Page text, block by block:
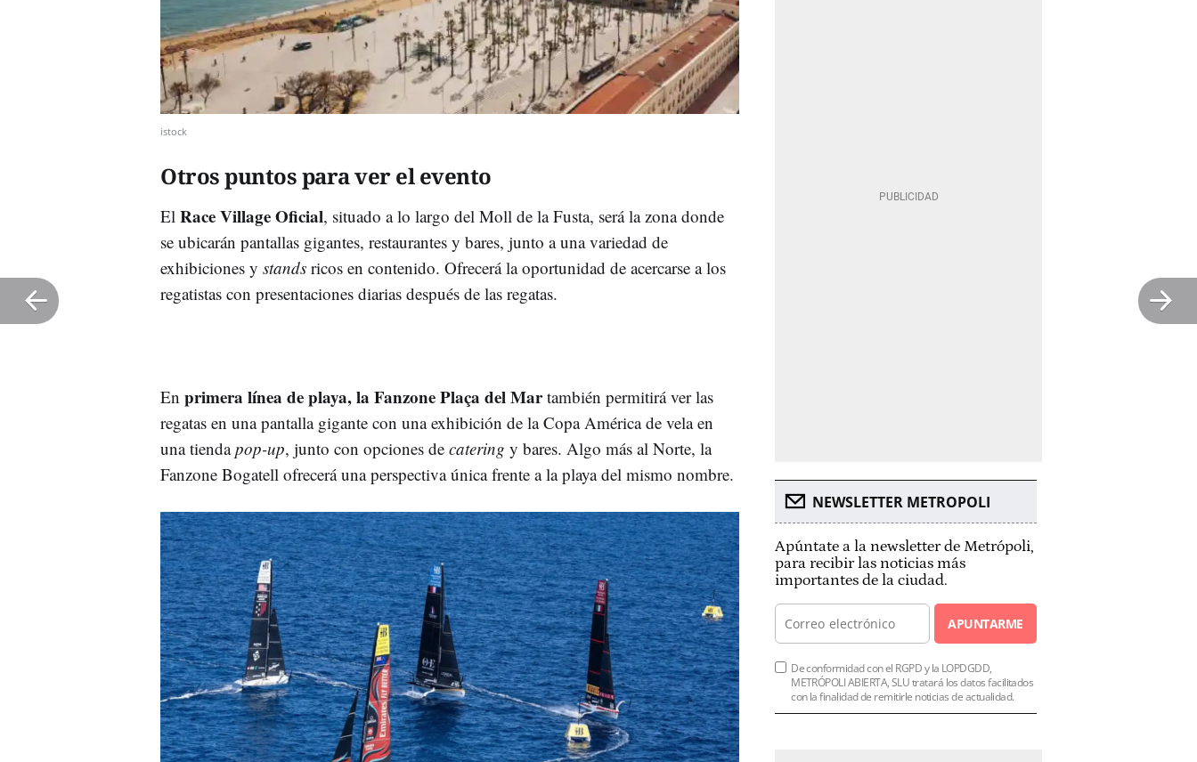
istock
Otros puntos para ver el evento
El Race Village Oficial, situado a lo largo del Moll de la Fusta, será la zona donde
se ubicarán pantallas gigantes, restaurantes y bares, junto a una variedad de
exhibiciones y stands ricos en contenido. Ofrecerá la oportunidad de acercarse a los
regatistas con presentaciones diarias después de las regatas.
En primera línea de playa, la Fanzone Plaça del Martambién permitirá ver las
regatas en una pantalla gigante con una exhibición de la Copa América de vela en
una tiendapop-up, junto con opciones de catering y bares. Algo más al Norte, la
Fanzone Bogatell ofrecerá una perspectiva única frente a la playa del mismo nombre.
NEWSLETTER METROPOLI
Apúntate a la newsletter de Metrópoli,
para recibir las noticias más
importantes de la ciudad.
APUNTARME
De conformidad con el RGPD y la LOPDGDD,
METRÓPOLI ABIERTA, SLU tratará los datos facilitados
con la finalidad de remitirle noticias de actualidad.